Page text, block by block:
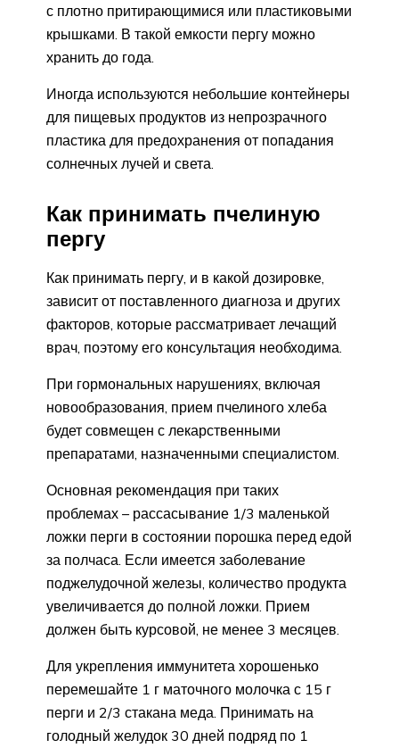
с плотно притирающимися или пластиковыми
крышками. В такой емкости пергу можно
хранить до года.
Иногда используются небольшие контейнеры
для пищевых продуктов из непрозрачного
пластика для предохранения от попадания
солнечных лучей и света.
Как принимать пчелиную
пергу
Как принимать пергу, и в какой дозировке,
зависит от поставленного диагноза и других
факторов, которые рассматривает лечащий
врач, поэтому его консультация необходима.
При гормональных нарушениях, включая
новообразования, прием пчелиного хлеба
будет совмещен с лекарственными
препаратами, назначенными специалистом.
Основная рекомендация при таких
проблемах – рассасывание 1/3 маленькой
ложки перги в состоянии порошка перед едой
за полчаса. Если имеется заболевание
поджелудочной железы, количество продукта
увеличивается до полной ложки. Прием
должен быть курсовой, не менее 3 месяцев.
Для укрепления иммунитета хорошенько
перемешайте 1 г маточного молочка с 15 г
перги и 2/3 стакана меда. Принимать на
голодный желудок 30 дней подряд по 1